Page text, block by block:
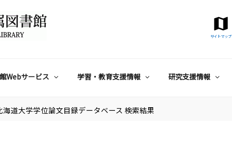
サイトマップ
Webサービス 学習・教育支援情報 研究支援情報
海道大学学位論文目録データベース 検索結果